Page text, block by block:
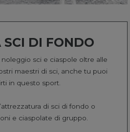
SCI DI FONDO
sci e ciaspole oltre alle
maestri di sci, anche tu puoi
in questo sport.
di sci di fondo o
e ciaspolate di gruppo.